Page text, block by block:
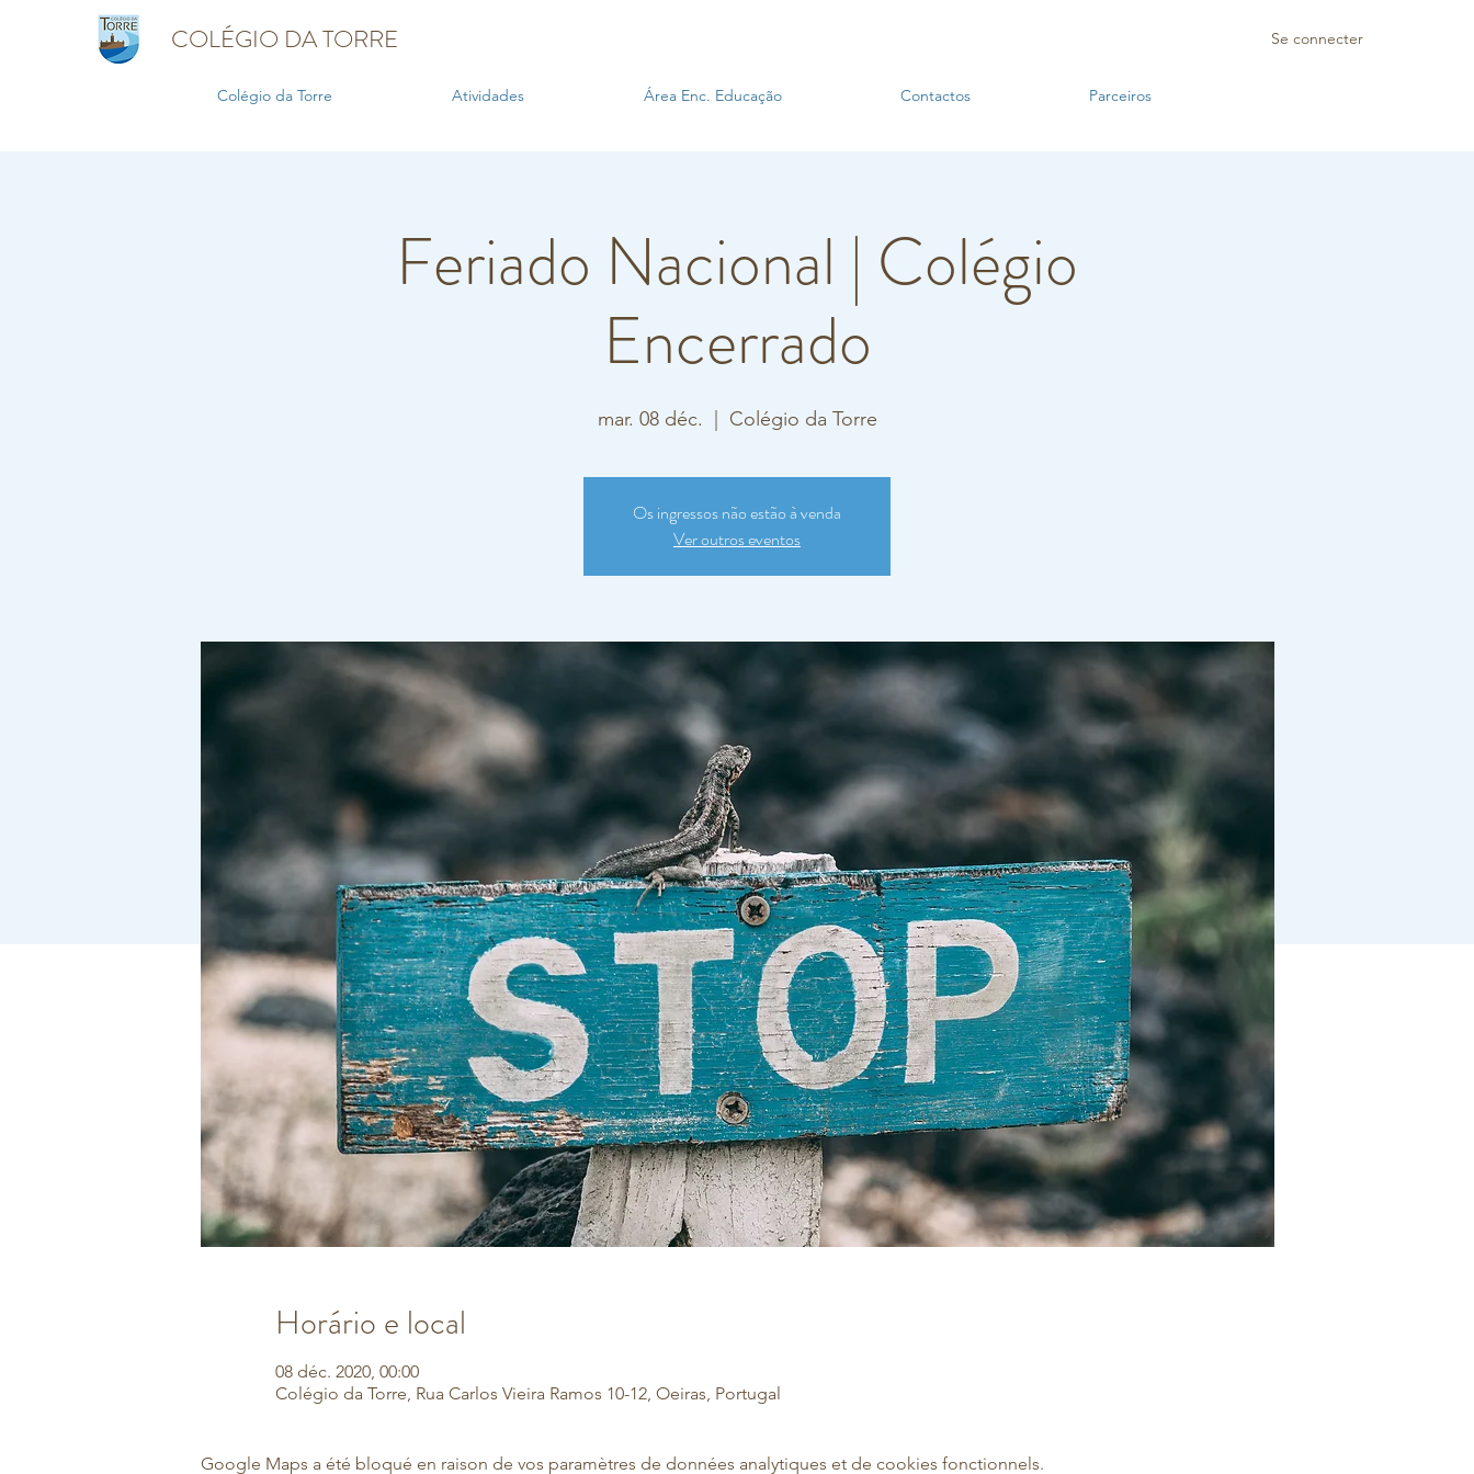
COLÉGIO DA TORRE Se connecter
Colégio da Torre Atividades Área Enc. Educação Contactos Parceiros
Feriado Nacional | Colégio
Encerrado
mar. 08 déc. Colégio da Torre
Os ingressos não estão à venda
Ver outros eventos
Horário e local
08 déc. 2020, 00:00
Colégio da Torre, Rua Carlos Vieira Ramos 10-12, Oeiras, Portugal
Google Maps a été bloqué en raison de vos paramètres de données analytiques et de cookies fonctionnels.